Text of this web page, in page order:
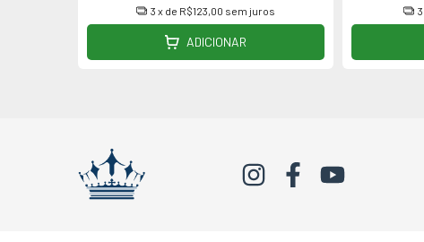
3 x de R$123,00 sem juros
ADICIONAR
3